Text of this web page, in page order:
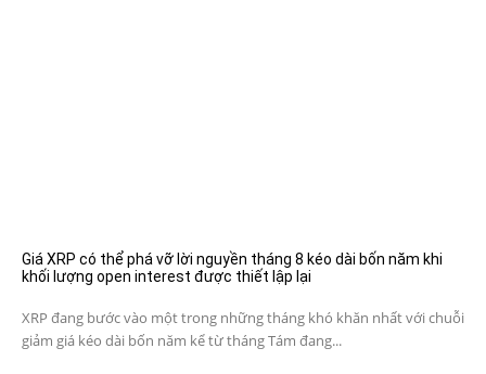
Giá XRP có thể phá vỡ lời nguyền tháng 8 kéo dài bốn năm khi
khối lượng open interest được thiết lập lại
XRP đang bước vào một trong những tháng khó khăn nhất với chuỗi
giảm giá kéo dài bốn năm kể từ tháng Tám đang...